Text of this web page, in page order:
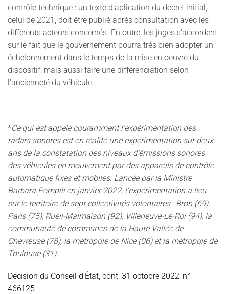
contrôle technique : un texte d'aplication du décret initial,
celui de 2021, doit être publié après consultation avec les
différents acteurs concernés. En outre, les juges s'accordent
sur le fait que le gouvernement pourra très bien adopter un
échelonnement dans le temps de la mise en oeuvre du
dispositif, mais aussi faire une différenciation selon
l'ancienneté du véhicule.
*Ce qui est appelé couramment l'expérimentation des
radars sonores est en réalité une expérimentation sur deux
ans de la constatation des niveaux d’émissions sonores
des véhicules en mouvement par des appareils de contrôle
automatique fixes et mobiles. Lancée par la Ministre
Barbara Pompili en janvier 2022, l'expérimentation a lieu
sur le territoire de sept collectivités volontaires : Bron (69),
Paris (75), Rueil-Malmaison (92), Villeneuve-Le-Roi (94), la
communauté de communes de la Haute Vallée de
Chevreuse (78), la métropole de Nice (06) et la métropole de
Toulouse (31).
Décision du Conseil d'État, cont, 31 octobre 2022, n°
466125